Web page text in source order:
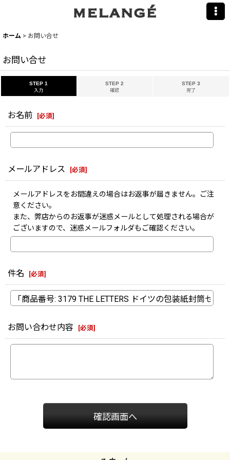
ホーム > お問い合せ
お問い合せ
STEP 1
入力
STEP 2
確認
STEP 3
完了
お名前 [必須]
メールアドレス [必須]
メールアドレスをお間違えの場合はお返事が届きません。ご注
意ください。
また、弊店からのお返事が迷惑メールとして処理される場合が
ございますので、迷惑メールフォルダもご確認ください。
件名 [必須]
お問い合わせ内容 [必須]
確認画面へ